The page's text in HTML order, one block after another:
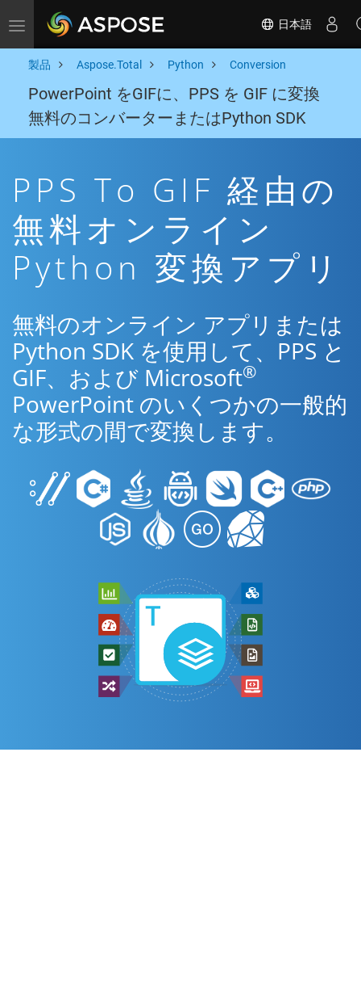
Toggle navigation 日本語
製品 Aspose.Total Python Conversion
PowerPoint をGIFに、PPS を GIF に変換
無料のコンバーターまたはPython SDK
PPS To GIF 経由の
無料オンライン
Python 変換アプリ
無料のオンライン アプリまたは
Python SDK を使用して、PPS と
GIF、および Microsoft®
PowerPoint のいくつかの一般的
な形式の間で変換します。